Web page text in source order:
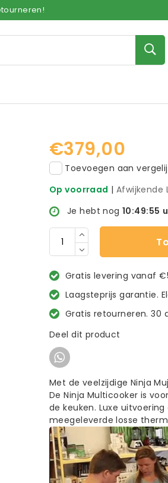
€379,00
Toevoegen aan
Op voorraad | Afwijkende
Je hebt nog 10:49:55
Gratis levering vanaf
Laagsteprijs garantie.
Gratis retourneren. 30
Deel dit product
Met de veelzijdige Ninja
De Ninja Multicooker is
de keuken. Luxe
meegeleverde losse